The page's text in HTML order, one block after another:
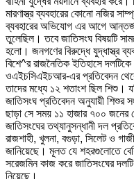
মারণাস্ত্র ব্যবহারের কোনো নজির
ব্যবহারের অভিযোগ এর আগে
তুলেছিল। তবে জাতিসংঘ বিষয়টি
হলো। জনগণের বিরুদ্ধে যুদ্ধাস্ত্র
বিশে^র রাজনৈতিক ইতিহাসে দলটিকে
ওএইচসিএইচআর-এর প্রতিবেদন
তাদের মধ্যে ১২ শতাংশ ছিল শিশু।
জাতিসংঘ প্রতিবেদন অনুযায়ী শিশুর
ছাড়া সে সময় ১১ হাজার ৭০০ জনের
জাতিসংঘের তথ্যানুসন্ধানী দল
রাজশাহী, খুলনা, বগুড়া, সিলেট ও
জানিয়েছে। মূলত যে শহরগুলোতে
সরেজমিন কাজ করে জাতিসংঘের
নিয়েছে।